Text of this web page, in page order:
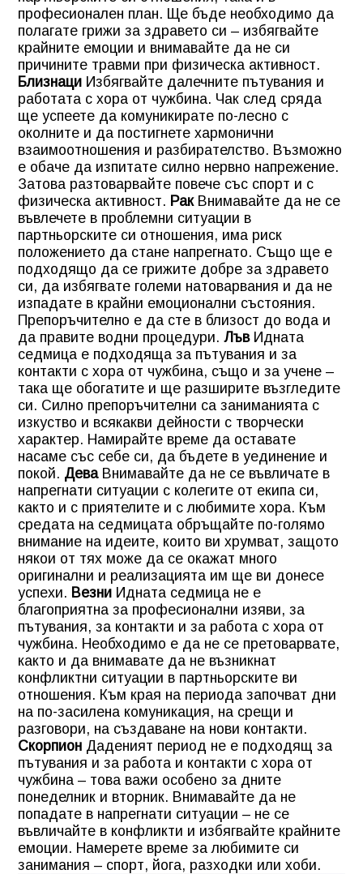
професионален план. Ще бъде необходимо да
полагате грижи за здравето си – избягвайте
крайните емоции и внимавайте да не си
причините травми при физическа активност.
Близнаци Избягвайте далечните пътувания и
работата с хора от чужбина. Чак след сряда
ще успеете да комуникирате по-лесно с
околните и да постигнете хармонични
взаимоотношения и разбирателство. Възможно
е обаче да изпитате силно нервно напрежение.
Затова разтоварвайте повече със спорт и с
физическа активност. РакВнимавайте да не се
въвлечете в проблемни ситуации в
партньорските си отношения, има риск
положението да стане напрегнато. Също ще е
подходящо да се грижите добре за здравето
си, да избягвате големи натоварвания и да не
изпадате в крайни емоционални състояния.
Препоръчително е да сте в близост до вода и
да правите водни процедури. ЛъвИдната
седмица е подходяща за пътувания и за
контакти с хора от чужбина, също и за учене –
така ще обогатите и ще разширите възгледите
си. Силно препоръчителни са заниманията с
изкуство и всякакви дейности с творчески
характер. Намирайте време да оставате
насаме със себе си, да бъдете в уединение и
покой. ДеваВнимавайте да не се въвличате в
напрегнати ситуации с колегите от екипа си,
както и с приятелите и с любимите хора. Към
средата на седмицата обръщайте по-голямо
внимание на идеите, които ви хрумват, защото
някои от тях може да се окажат много
оригинални и реализацията им ще ви донесе
успехи. Везни Идната седмица не е
благоприятна за професионални изяви, за
пътувания, за контакти и за работа с хора от
чужбина. Необходимо е да не се претоварвате,
както и да внимавате да не възникнат
конфликтни ситуации в партньорските ви
отношения. Към края на периода започват дни
на по-засилена комуникация, на срещи и
разговори, на създаване на нови контакти.
Скорпион Даденият период не е подходящ за
пътувания и за работа и контакти с хора от
чужбина – това важи особено за дните
понеделник и вторник. Внимавайте да не
попадате в напрегнати ситуации – не се
въвличайте в конфликти и избягвайте крайните
емоции. Намерете време за любимите си
занимания – спорт, йога, разходки или хоби.